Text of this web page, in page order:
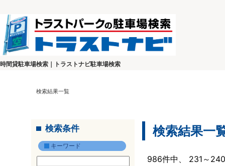
時間貸駐車場検索｜トラストナビ駐車場検索
検索結果一覧
検索条件
キーワード
検索結果一
986件中、 231～